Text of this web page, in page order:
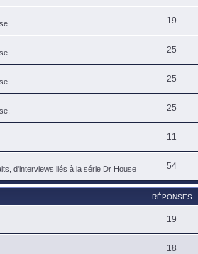
19
25
25
25
11
d'interviews liés à la série Dr House 54
RÉPONSES
19
18